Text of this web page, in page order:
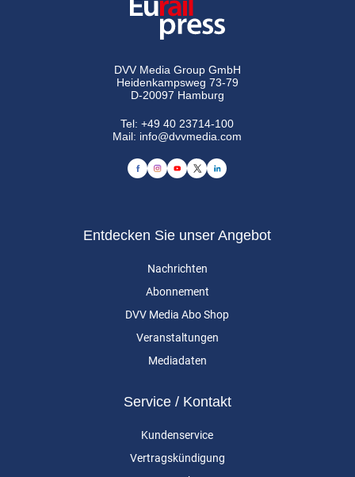
DVV Media Group GmbH
Heidenkampsweg 73-79
D-20097 Hamburg
Tel:+49 40 23714-100
Mail: info@dvvmedia.com
Entdecken Sie unser Angebot
Nachrichten
Abonnement
DVV Media Abo Shop
Veranstaltungen
Mediadaten
Service / Kontakt
Kundenservice
Vertragskündigung